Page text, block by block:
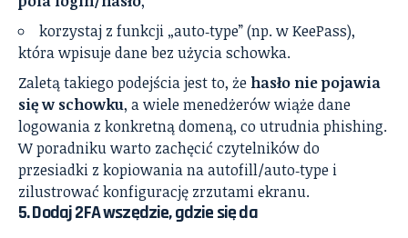
korzystaj z funkcji „auto‑type” (np. w KeePass),
która wpisuje dane bez użycia schowka.
Zaletą takiego podejścia jest to, że hasło nie pojawia
się w schowku, a wiele menedżerów wiąże dane
logowania z konkretną domeną, co utrudnia phishing.
W poradniku warto zachęcić czytelników do
przesiadki z kopiowania na autofill/auto‑type i
zilustrować konfigurację zrzutami ekranu.
5. Dodaj 2FA wszędzie, gdzie się da